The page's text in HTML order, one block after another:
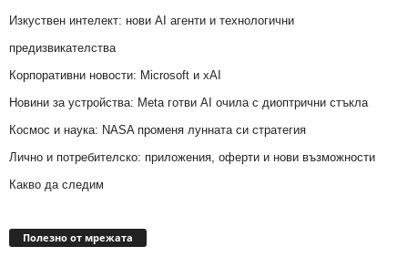
Изкуствен интелект: нови AI агенти и технологични
предизвикателства
Корпоративни новости: Microsoft и xAI
Новини за устройства: Meta готви AI очила с диоптрични стъкла
Космос и наука: NASA променя лунната си стратегия
Лично и потребителско: приложения, оферти и нови възможности
Какво да следим
Полезно от мрежата